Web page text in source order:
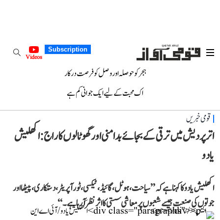
Subscription
Videos
ہجر کو حوصلہ اور وصل کو فرصت درکار
اک محبت کے لیے ایک جوانی کم ہے
قومی خبریں
اتر پردیش میں ترقی کے بجائے بدامنی اور گھوٹالوں کا راج: اکھلیش
یادو
اکھلیش یادو کا کہنا ہے کہ ’’سیاحت، ہوٹل، گائیڈ، ٹیکسی، ٹور آپریٹر، دستکاری، پیٹھا اور
جوتوں کی صنعت جیسے شعبوں پر معاشی سستی کا اثر نظر آ رہا ہے۔‘‘